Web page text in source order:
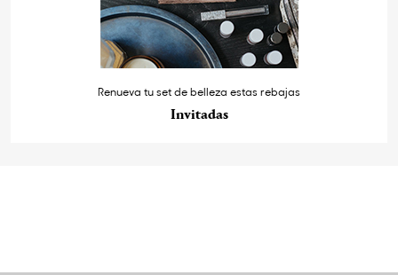
Renueva tu set de belleza estas rebajas
Invitadas